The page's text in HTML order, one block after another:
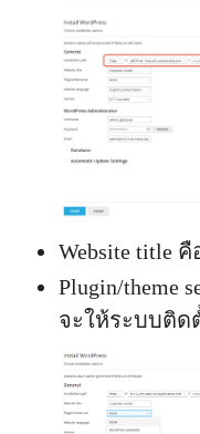
Website title
Plugin/theme
จะให้ระบบติด